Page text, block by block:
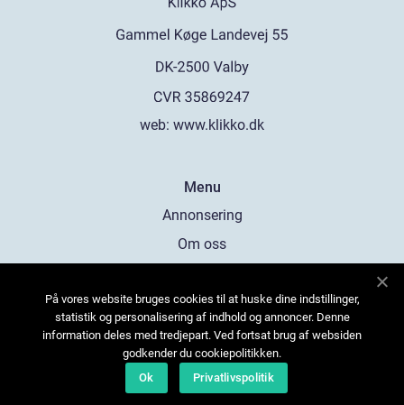
web: www.klikko.dk
Menu
Annonsering
Om oss
Kontakta oss
Sitemap
På vores website bruges cookies til at huske dine indstillinger,
statistik og personalisering af indhold og annoncer. Denne
information deles med tredjepart. Ved fortsat brug af websiden
godkender du cookiepolitikken.
Ok
Privatlivspolitik